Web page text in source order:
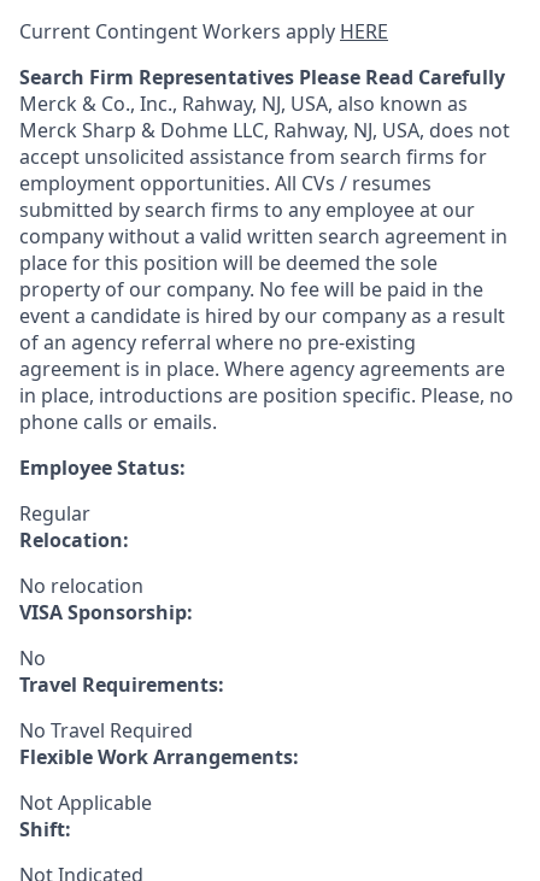
Current Contingent Workers apply HERE
Search Firm Representatives Please Read Carefully
Merck & Co., Inc., Rahway, NJ, USA, also known as
Merck Sharp & Dohme LLC, Rahway, NJ, USA, does not
accept unsolicited assistance from search firms for
employment opportunities. All CVs / resumes
submitted by search firms to any employee at our
company without a valid written search agreement in
place for this position will be deemed the sole
property of our company. No fee will be paid in the
event a candidate is hired by our company as a result
of an agency referral where no pre-existing
agreement is in place. Where agency agreements are
in place, introductions are position specific. Please, no
phone calls or emails.
Employee Status:
Regular
Relocation:
No relocation
VISA Sponsorship:
No
Travel Requirements:
No Travel Required
Flexible Work Arrangements:
Not Applicable
Shift:
Not Indicated